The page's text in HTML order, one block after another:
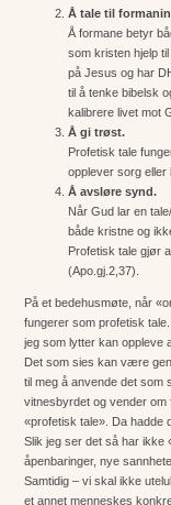
Å tale til
Å formane betyr
som kristen hjelp
på Jesus og har
til å tenke bibelsk
kalibrere livet mot
Å gi trøst.
Profetisk tale
opplever sorg eller
Å avsløre synd.
Når Gud lar en
både kristne og
Profetisk tale gjør
(Apo.gj.2,37).
På et bedehusmøte, når
fungerer som profetisk
jeg som lytter kan oppleve
Det som sies kan være
til meg å anvende det som
vitnesbyrdet og vender om
«profetisk tale». Da hadde
Slik jeg ser det så har ikke
åpenbaringer, nye
Samtidig – vi skal ikke
et annet menneskes